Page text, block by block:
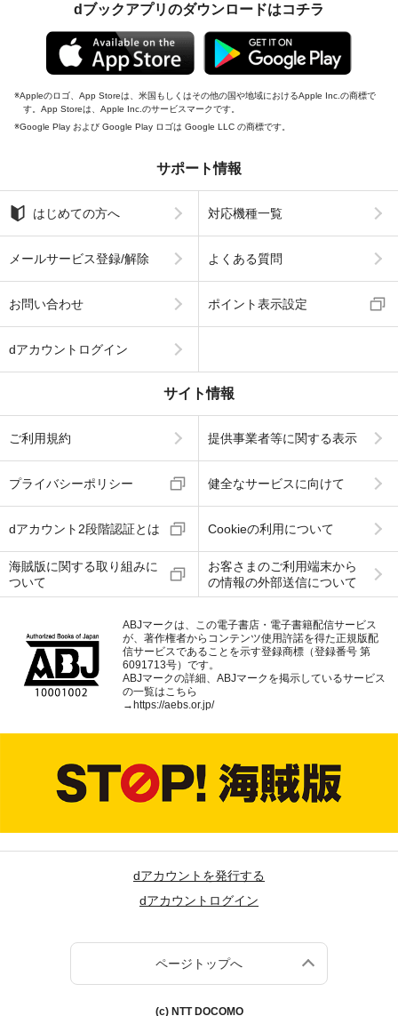
dブックアプリのダウンロードはコチラ
Appleのロゴ、App Storeは、米国もしくはその他の国や地域におけるApple Inc.の商標で
す。App Storeは、Apple Inc.のサービスマークです。
Google Play および Google Play ロゴは Google LLC の商標です。
サポート情報
はじめての方へ 対応機種一覧
メールサービス登録/解除 よくある質問
お問い合わせ ポイント表示設定
dアカウントログイン
サイト情報
ご利用規約 提供事業者等に関する表示
プライバシーポリシー 健全なサービスに向けて
dアカウント2段階認証とは Cookieの利用について
海賊版に関する取り組みに
ついて
お客さまのご利用端末から
の情報の外部送信について
ABJマークは、この電子書店・電子書籍配信サービス
が、著作権者からコンテンツ使用許諾を得た正規版配
信サービスであることを示す登録商標（登録番号 第
6091713号）です。
ABJマークの詳細、ABJマークを掲示しているサービス
の一覧はこちら
→ https://aebs.or.jp/
dアカウントを発行する
dアカウントログイン
ページトップへ
(c) NTT DOCOMO